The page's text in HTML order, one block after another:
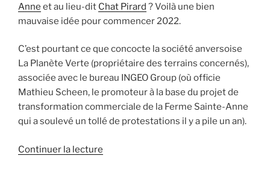
Anne et au lieu-dit Chat Pirard ? Voilà une bien
mauvaise idée pour commencer 2022.
C’est pourtant ce que concocte la société anversoise
La Planète Verte (propriétaire des terrains concernés),
associée avec le bureau INGEO Group (où officie
Mathieu Scheen, le promoteur à la base du projet de
transformation commerciale de la Ferme Sainte-Anne
qui a soulevé un tollé de protestations il y a pile un an).
Continuer la lecture